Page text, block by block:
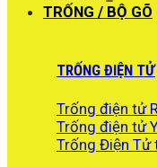
TRỐNG / BỘ GÕ
TRỐNG ĐIỆN TỬ
Trống điện tử
Trống điện tử
Trống Điện Tử